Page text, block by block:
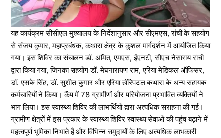
यह कार्यक्रम सीसीएल मुख्यालय के निर्देशानुसार और सीएमएस, रांची के सहयोग
से संजय कुमार, महाप्रबंधक, कथारा क्षेत्र के कुशल मार्गदर्शन में आयोजित किया
गया। इस शिविर का संचालन डॉ. अमित, एमएस, ईएनटी, सीएच नैसाराय रांची
द्वारा किया गया, जिनका सहयोग डॉ. मेघनारायण राम, एरिया मेडिकल ऑफिसर,
डॉ. एसके सिंह, डॉ. सुशील कुमार और एरिया हॉस्पिटल कथारा के अन्य सहायक
कर्मचारियों ने किया। कैंप में 78 ग्रामीणों और परियोजना प्रभावित व्यक्तियों ने
भाग लिया। इस स्वास्थ्य शिविर की लाभार्थियों द्वारा अत्यधिक सराहना की गई।
ग्रामीण क्षेत्रों में इस प्रकार के स्वास्थ्य शिविर स्वास्थ्य सेवाओं की पहुंच बढ़ाने में
महत्वपूर्ण भूमिका निभाते हैं और विभिन्न समुदायों के लिए अत्यधिक लाभकारी